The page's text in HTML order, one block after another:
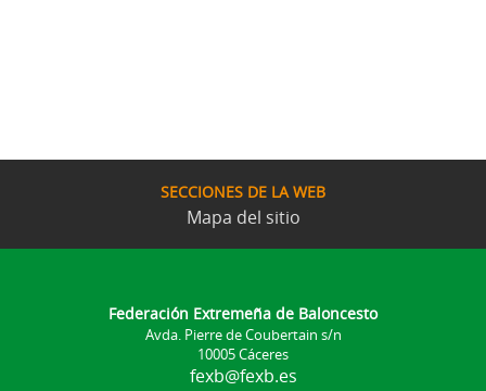
SECCIONES DE LA WEB
Mapa del sitio
Federación Extremeña de Baloncesto
Avda. Pierre de Coubertain s/n
10005 Cáceres
fexb@fexb.es